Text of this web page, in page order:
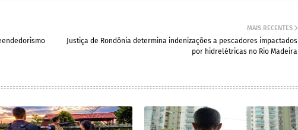
MAIS RECENTES
Justiça de Rondônia determina indenizações a pescadores impactados
por hidrelétricas no Rio Madeira